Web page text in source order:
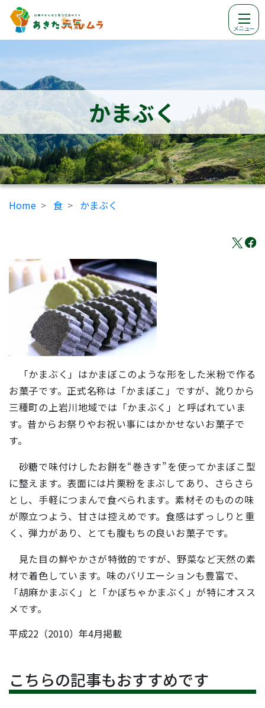
メニュー
かまぶく
Home 食 かまぶく
「かまぶく」はかまぼこのような形をした米粉で作る
お菓子です。正式名称は「かまぼこ」ですが、訛りから
三種町の上岩川地域では「かまぶく」と呼ばれていま
す。昔からお祭りやお祝い事にはかかせないお菓子で
す。
砂糖で味付けしたお餅を“巻きす”を使ってかまぼこ型
に整えます。表面には片栗粉をまぶしてあり、さらさら
とし、手軽につまんで食べられます。素材そのものの味
が際立つよう、甘さは控えめです。食感はずっしりと重
く、弾力があり、とても腹もちの良いお菓子です。
見た目の鮮やかさが特徴的ですが、野菜など天然の素
材で着色しています。味のバリエーションも豊富で、
「胡麻かまぶく」と「かぼちゃかまぶく」が特にオスス
メです。
平成22（2010）年4月掲載
こちらの記事もおすすめです